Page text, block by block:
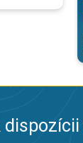
dispozícii